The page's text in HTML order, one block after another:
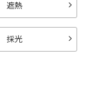
遮熱
採光